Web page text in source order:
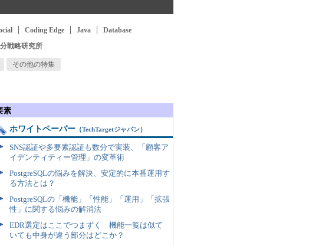
Coding Edge Java
Database
戦略研究所
その他の特集
素
ホワイトペーパー （TechTargetジャパン）
SNS認証や多要素認証も数分で実装、「顧客ア
イデンティティー管理」の変革術
PostgreSQLの悩みを解決、安定的に本番運用す
る方法とは？
PostgreSQLの「機能」「性能」「運用」「拡張
性」に関する悩みの解消法
EDR選定はここでつまずく 機能一覧は似て
いても中身が違う部分はどこか？